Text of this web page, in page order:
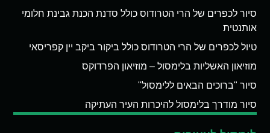
סיור לכפרים של הרי הטרודוס כולל סדנת הכנת גבינת חלומי
אותנטית
טיול לכפרים של הרי הטרודוס כולל ביקור ביקב יין קפריסאי
מוזיאון האשליות בלימסול – מוזיאון הפרדוקס
סיור "ברוכים הבאים ללימסול"
סיור מודרך בלימסול להיכרות העיר העתיקה